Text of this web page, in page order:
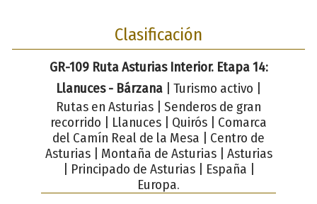
Clasificación
GR-109 Ruta Asturias Interior. Etapa 14:
Llanuces - Bárzana | Turismo activo |
Rutas en Asturias | Senderos de gran
recorrido | Llanuces | Quirós | Comarca
del Camín Real de la Mesa | Centro de
Asturias | Montaña de Asturias | Asturias
| Principado de Asturias | España |
Europa.